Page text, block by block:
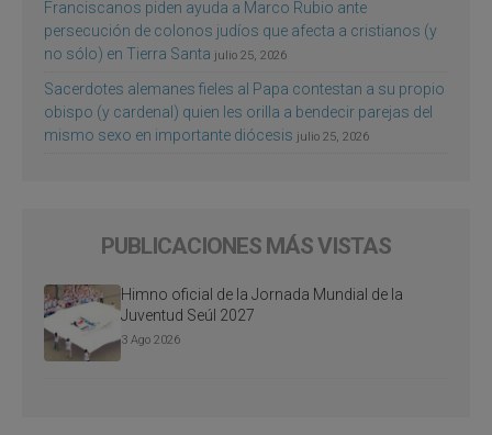
Franciscanos piden ayuda a Marco Rubio ante
persecución de colonos judíos que afecta a cristianos (y
no sólo) en Tierra Santa julio 25, 2026
Sacerdotes alemanes fieles al Papa contestan a su propio
obispo (y cardenal) quien les orilla a bendecir parejas del
mismo sexo en importante diócesis julio 25, 2026
PUBLICACIONES MÁS VISTAS
Himno oficial de la Jornada Mundial de la
Juventud Seúl 2027
3 Ago 2026